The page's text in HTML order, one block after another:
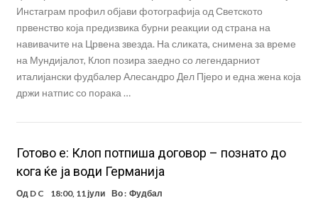
Инстаграм профил објави фотографија од Светското
првенство која предизвика бурни реакции од страна на
навивачите на Црвена звезда. На сликата, снимена за време
на Мундијалот, Клоп позира заедно со легендарниот
италијански фудбалер Алесандро Дел Пјеро и една жена која
држи натпис со порака …
Готово е: Клоп потпиша договор – познато до
кога ќе ја води Германија
Од D C 18:00, 11 јули Во : Фудбал